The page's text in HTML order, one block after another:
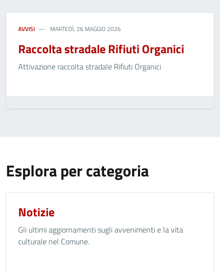
AVVISI MARTEDÌ, 26 MAGGIO 2026
Raccolta stradale Rifiuti Organici
Attivazione raccolta stradale Rifiuti Organici
Esplora per categoria
Notizie
Gli ultimi aggiornamenti sugli avvenimenti e la vita
culturale nel Comune.